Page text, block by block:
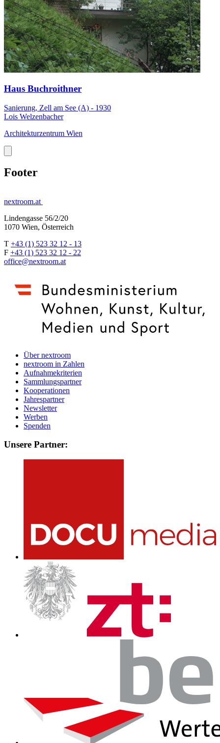
Haus Buchroithner
Sanierung, Zell am See (A) - 1930
Lois Welzenbacher
Architekturzentrum Wien
Footer
nextroom.at
Lindengasse 56/2/20
1070 Wien, Österreich
T +43 (1) 523 32 12 - 13
F +43 (1) 523 32 12 - 22
office@nextroom.at
Über nextroom
nextroom in Zahlen
Aufnahmekriterien
Sammlungspartner
Kooperationen
Jahrespartner
Newsletter
Werben
Spenden
Unsere Partner: